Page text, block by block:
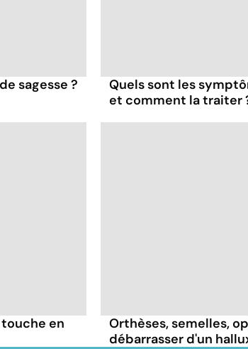
sagesse ?
Quels sont les
et comment la traiter
en
Orthèses, semelles,
débarrasser d'un